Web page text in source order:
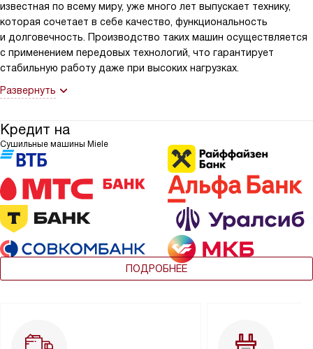
известная по всему миру, уже много лет выпускает технику,
которая сочетает в себе качество, функциональность
и долговечность. Производство таких машин осуществляется
с применением передовых технологий, что гарантирует
стабильную работу даже при высоких нагрузках.
Развернуть
Кредит на
Сушильные машины Miele
ПОДРОБНЕЕ